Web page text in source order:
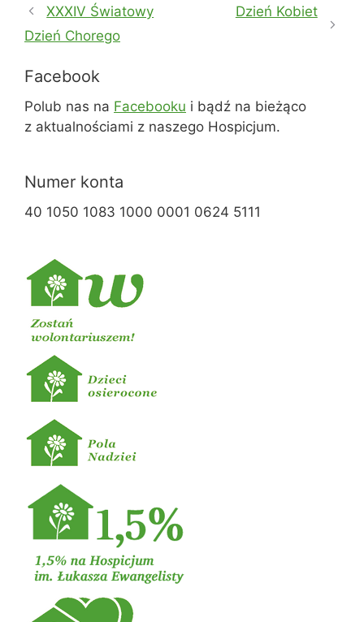
XXXIV Światowy
Dzień Chorego
Dzień Kobiet
Facebook
Polub nas na Facebooku i bądź na bieżąco
z aktualnościami z naszego Hospicjum.
Numer konta
40 1050 1083 1000 0001 0624 5111